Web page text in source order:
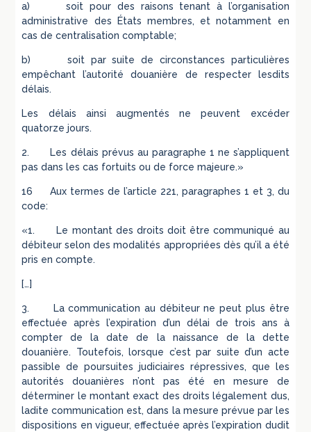
a) soit pour des raisons tenant à l’organisation
administrative des États membres, et notamment en
cas de centralisation comptable;
b) soit par suite de circonstances particulières
empêchant l’autorité douanière de respecter lesdits
délais.
Les délais ainsi augmentés ne peuvent excéder
quatorze jours.
2. Les délais prévus au paragraphe 1 ne s’appliquent
pas dans les cas fortuits ou de force majeure.»
16 Aux termes de l’article 221, paragraphes 1 et 3, du
code:
«1. Le montant des droits doit être communiqué au
débiteur selon des modalités appropriées dès qu’il a été
pris en compte.
[…]
3. La communication au débiteur ne peut plus être
effectuée après l’expiration d’un délai de trois ans à
compter de la date de la naissance de la dette
douanière. Toutefois, lorsque c’est par suite d’un acte
passible de poursuites judiciaires répressives, que les
autorités douanières n’ont pas été en mesure de
déterminer le montant exact des droits légalement dus,
ladite communication est, dans la mesure prévue par les
dispositions en vigueur, effectuée après l’expiration dudit